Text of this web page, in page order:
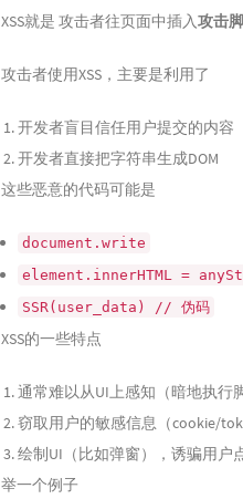
XSS就是 攻击者往页面中插入攻击
攻击者使用XSS，主要是利用了
开发者盲目信任用户提交的内容
开发者直接把字符串生成DOM
这些恶意的代码可能是
document.write
element.innerHTML =
SSR(user_data) // 伪码
XSS的一些特点
通常难以从UI上感知（暗地执行
窃取用户的敏感信息（cookie/
绘制UI（比如弹窗），诱骗用户
举一个例子